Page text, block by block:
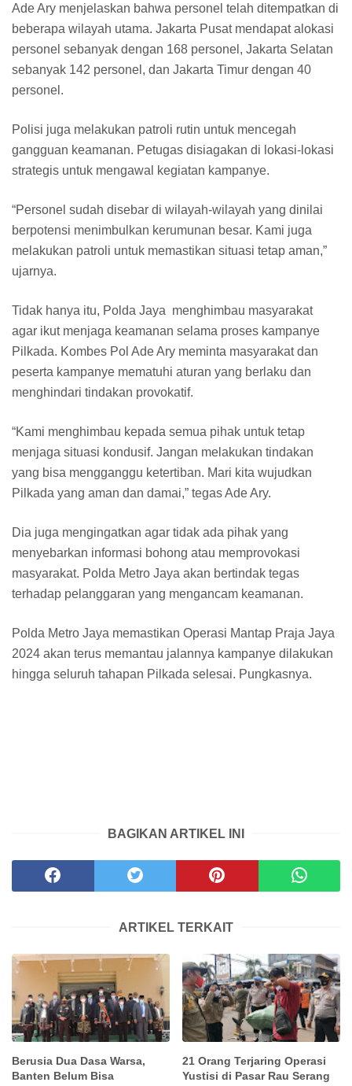
Ade Ary menjelaskan bahwa personel telah ditempatkan di
beberapa wilayah utama. Jakarta Pusat mendapat alokasi
personel sebanyak dengan 168 personel, Jakarta Selatan
sebanyak 142 personel, dan Jakarta Timur dengan 40
personel.
Polisi juga melakukan patroli rutin untuk mencegah
gangguan keamanan. Petugas disiagakan di lokasi-lokasi
strategis untuk mengawal kegiatan kampanye.
“Personel sudah disebar di wilayah-wilayah yang dinilai
berpotensi menimbulkan kerumunan besar. Kami juga
melakukan patroli untuk memastikan situasi tetap aman,”
ujarnya.
Tidak hanya itu, Polda Jaya menghimbau masyarakat
agar ikut menjaga keamanan selama proses kampanye
Pilkada. Kombes Pol Ade Ary meminta masyarakat dan
peserta kampanye mematuhi aturan yang berlaku dan
menghindari tindakan provokatif.
“Kami menghimbau kepada semua pihak untuk tetap
menjaga situasi kondusif. Jangan melakukan tindakan
yang bisa mengganggu ketertiban. Mari kita wujudkan
Pilkada yang aman dan damai,” tegas Ade Ary.
Dia juga mengingatkan agar tidak ada pihak yang
menyebarkan informasi bohong atau memprovokasi
masyarakat. Polda Metro Jaya akan bertindak tegas
terhadap pelanggaran yang mengancam keamanan.
Polda Metro Jaya memastikan Operasi Mantap Praja Jaya
2024 akan terus memantau jalannya kampanye dilakukan
hingga seluruh tahapan Pilkada selesai. Pungkasnya.
BAGIKAN ARTIKEL INI
ARTIKEL TERKAIT
Berusia Dua Dasa Warsa,
Banten Belum Bisa
21 Orang Terjaring Operasi
Yustisi di Pasar Rau Serang